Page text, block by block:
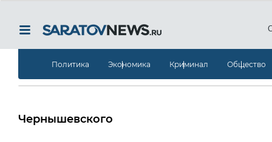
Политика Экономика Криминал Общество
Чернышевского